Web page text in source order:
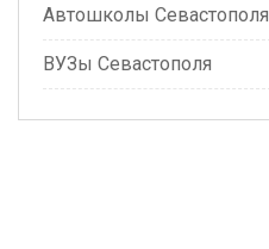
Автошколы Севастополя
ВУЗы Севастополя